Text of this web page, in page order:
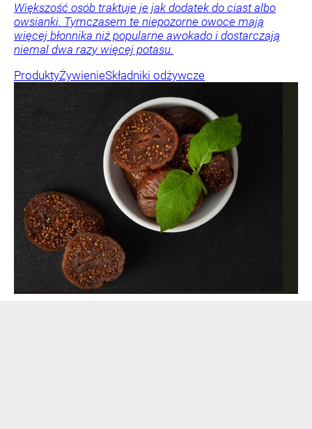
Większość osób traktuje je jak dodatek do ciast albo
owsianki. Tymczasem te niepozorne owoce mają
więcej błonnika niż popularne awokado i dostarczają
niemal dwa razy więcej potasu.
ProduktyŻywienieSkładniki odżywcze